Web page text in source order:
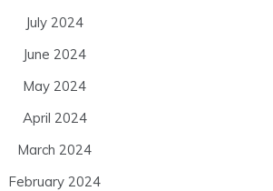
July 2024
June 2024
May 2024
April 2024
March 2024
February 2024